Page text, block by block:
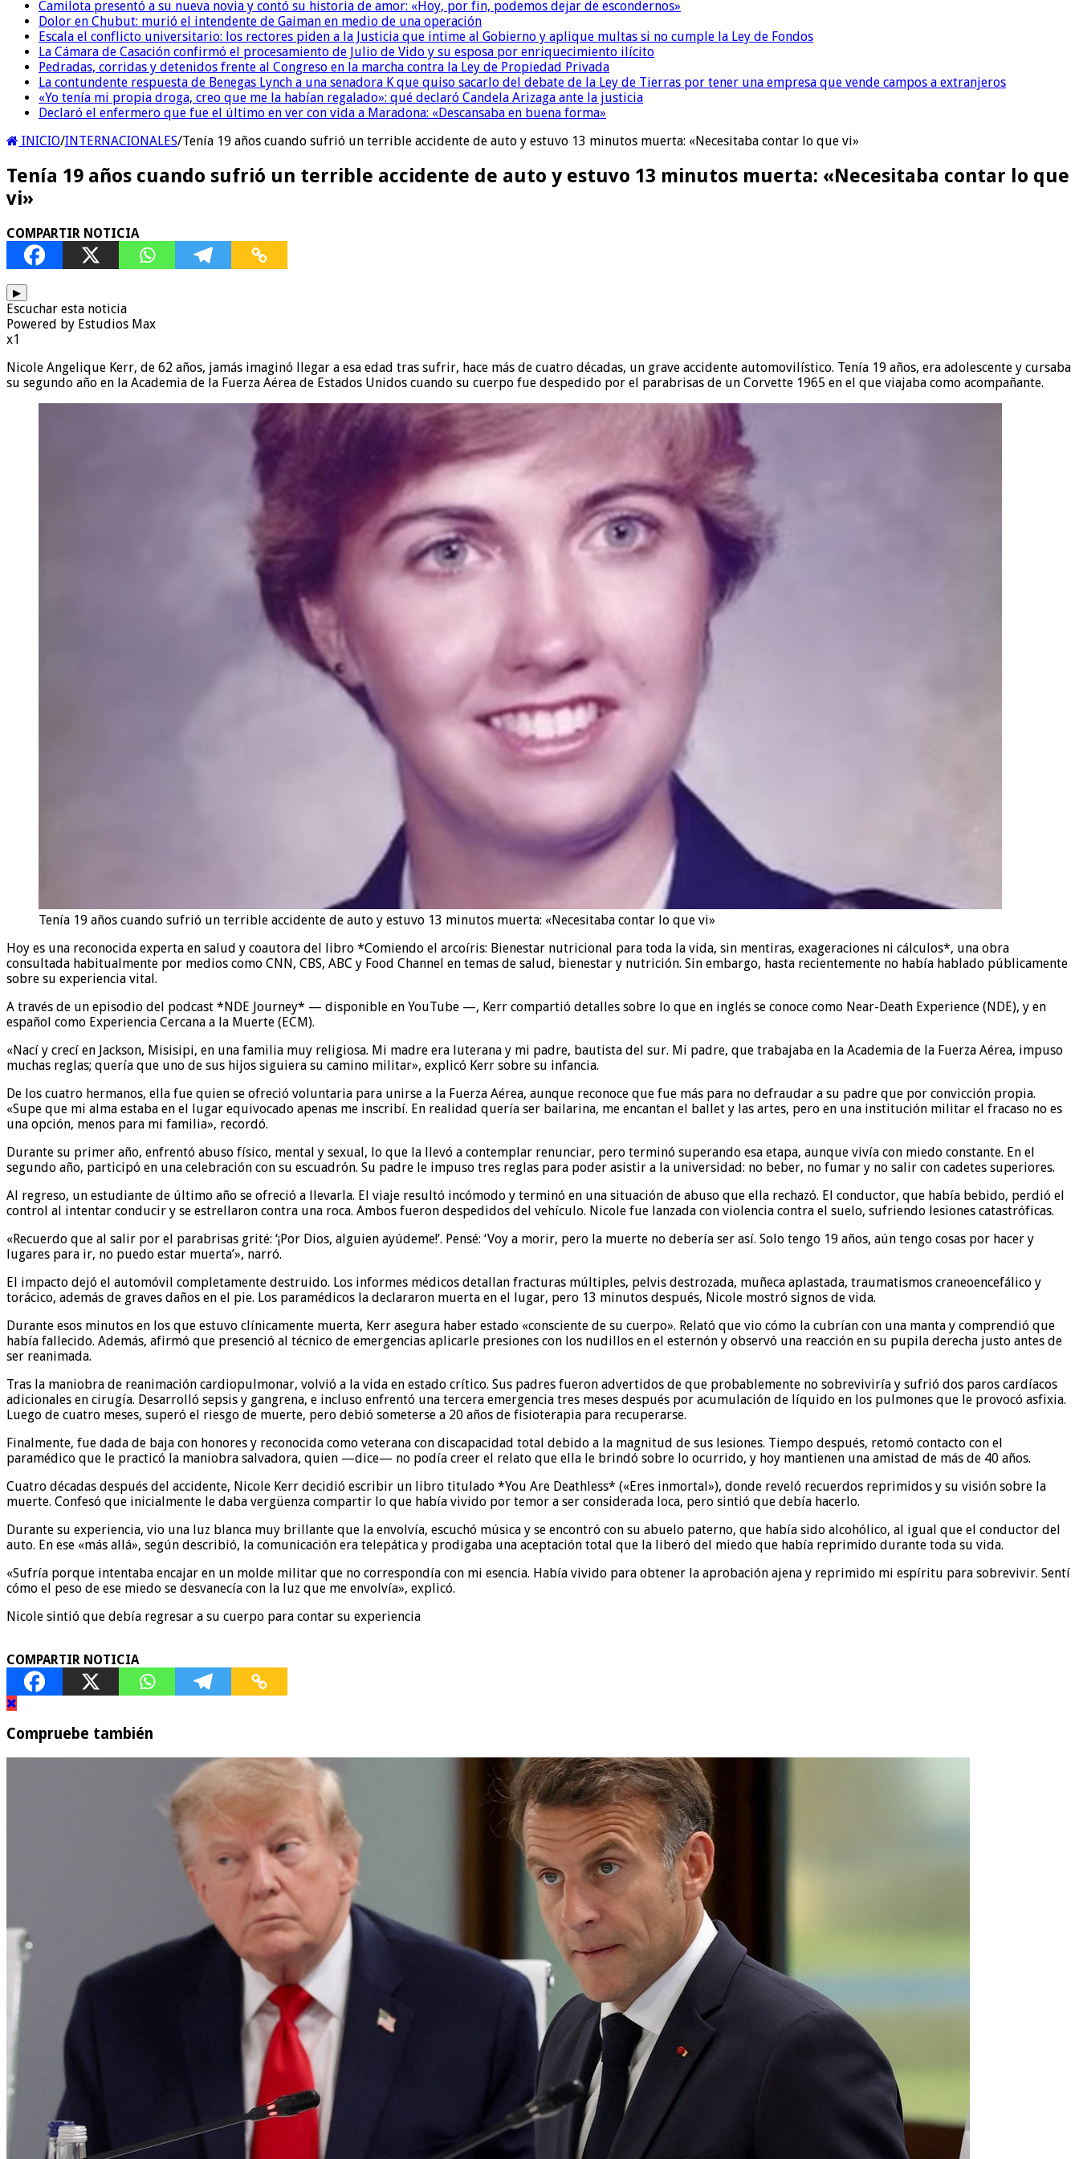
Camilota presentó a su nueva novia y contó su historia de amor: «Hoy, por fin, podemos dejar de escondernos»
Dolor en Chubut: murió el intendente de Gaiman en medio de una operación
Escala el conflicto universitario: los rectores piden a la Justicia que intime al Gobierno y aplique multas si no cumple la Ley de Fondos
La Cámara de Casación confirmó el procesamiento de Julio de Vido y su esposa por enriquecimiento ilícito
Pedradas, corridas y detenidos frente al Congreso en la marcha contra la Ley de Propiedad Privada
La contundente respuesta de Benegas Lynch a una senadora K que quiso sacarlo del debate de la Ley de Tierras por tener una empresa que vende campos a extranjeros
«Yo tenía mi propia droga, creo que me la habían regalado»: qué declaró Candela Arizaga ante la justicia
Declaró el enfermero que fue el último en ver con vida a Maradona: «Descansaba en buena forma»
INICIO/INTERNACIONALES/Tenía 19 años cuando sufrió un terrible accidente de auto y estuvo 13 minutos muerta: «Necesitaba contar lo que vi»
Tenía 19 años cuando sufrió un terrible accidente de auto y estuvo 13 minutos muerta: «Necesitaba contar lo que
vi»
COMPARTIR NOTICIA
▶
Escuchar esta noticia
Powered by Estudios Max
x1
Nicole Angelique Kerr, de 62 años, jamás imaginó llegar a esa edad tras sufrir, hace más de cuatro décadas, un grave accidente automovilístico. Tenía 19 años, era adolescente y cursaba
su segundo año en la Academia de la Fuerza Aérea de Estados Unidos cuando su cuerpo fue despedido por el parabrisas de un Corvette 1965 en el que viajaba como acompañante.
Tenía 19 años cuando sufrió un terrible accidente de auto y estuvo 13 minutos muerta: «Necesitaba contar lo que vi»
Hoy es una reconocida experta en salud y coautora del libro *Comiendo el arcoíris: Bienestar nutricional para toda la vida, sin mentiras, exageraciones ni cálculos*, una obra
consultada habitualmente por medios como CNN, CBS, ABC y Food Channel en temas de salud, bienestar y nutrición. Sin embargo, hasta recientemente no había hablado públicamente
sobre su experiencia vital.
A través de un episodio del podcast *NDE Journey* — disponible en YouTube —, Kerr compartió detalles sobre lo que en inglés se conoce como Near-Death Experience (NDE), y en
español como Experiencia Cercana a la Muerte (ECM).
«Nací y crecí en Jackson, Misisipi, en una familia muy religiosa. Mi madre era luterana y mi padre, bautista del sur. Mi padre, que trabajaba en la Academia de la Fuerza Aérea, impuso
muchas reglas; quería que uno de sus hijos siguiera su camino militar», explicó Kerr sobre su infancia.
De los cuatro hermanos, ella fue quien se ofreció voluntaria para unirse a la Fuerza Aérea, aunque reconoce que fue más para no defraudar a su padre que por convicción propia.
«Supe que mi alma estaba en el lugar equivocado apenas me inscribí. En realidad quería ser bailarina, me encantan el ballet y las artes, pero en una institución militar el fracaso no es
una opción, menos para mi familia», recordó.
Durante su primer año, enfrentó abuso físico, mental y sexual, lo que la llevó a contemplar renunciar, pero terminó superando esa etapa, aunque vivía con miedo constante. En el
segundo año, participó en una celebración con su escuadrón. Su padre le impuso tres reglas para poder asistir a la universidad: no beber, no fumar y no salir con cadetes superiores.
Al regreso, un estudiante de último año se ofreció a llevarla. El viaje resultó incómodo y terminó en una situación de abuso que ella rechazó. El conductor, que había bebido, perdió el
control al intentar conducir y se estrellaron contra una roca. Ambos fueron despedidos del vehículo. Nicole fue lanzada con violencia contra el suelo, sufriendo lesiones catastróficas.
«Recuerdo que al salir por el parabrisas grité: ‘¡Por Dios, alguien ayúdeme!’. Pensé: ‘Voy a morir, pero la muerte no debería ser así. Solo tengo 19 años, aún tengo cosas por hacer y
lugares para ir, no puedo estar muerta’», narró.
El impacto dejó el automóvil completamente destruido. Los informes médicos detallan fracturas múltiples, pelvis destrozada, muñeca aplastada, traumatismos craneoencefálico y
torácico, además de graves daños en el pie. Los paramédicos la declararon muerta en el lugar, pero 13 minutos después, Nicole mostró signos de vida.
Durante esos minutos en los que estuvo clínicamente muerta, Kerr asegura haber estado «consciente de su cuerpo». Relató que vio cómo la cubrían con una manta y comprendió que
había fallecido. Además, afirmó que presenció al técnico de emergencias aplicarle presiones con los nudillos en el esternón y observó una reacción en su pupila derecha justo antes de
ser reanimada.
Tras la maniobra de reanimación cardiopulmonar, volvió a la vida en estado crítico. Sus padres fueron advertidos de que probablemente no sobreviviría y sufrió dos paros cardíacos
adicionales en cirugía. Desarrolló sepsis y gangrena, e incluso enfrentó una tercera emergencia tres meses después por acumulación de líquido en los pulmones que le provocó asfixia.
Luego de cuatro meses, superó el riesgo de muerte, pero debió someterse a 20 años de fisioterapia para recuperarse.
Finalmente, fue dada de baja con honores y reconocida como veterana con discapacidad total debido a la magnitud de sus lesiones. Tiempo después, retomó contacto con el
paramédico que le practicó la maniobra salvadora, quien —dice— no podía creer el relato que ella le brindó sobre lo ocurrido, y hoy mantienen una amistad de más de 40 años.
Cuatro décadas después del accidente, Nicole Kerr decidió escribir un libro titulado *You Are Deathless* («Eres inmortal»), donde reveló recuerdos reprimidos y su visión sobre la
muerte. Confesó que inicialmente le daba vergüenza compartir lo que había vivido por temor a ser considerada loca, pero sintió que debía hacerlo.
Durante su experiencia, vio una luz blanca muy brillante que la envolvía, escuchó música y se encontró con su abuelo paterno, que había sido alcohólico, al igual que el conductor del
auto. En ese «más allá», según describió, la comunicación era telepática y prodigaba una aceptación total que la liberó del miedo que había reprimido durante toda su vida.
«Sufría porque intentaba encajar en un molde militar que no correspondía con mi esencia. Había vivido para obtener la aprobación ajena y reprimido mi espíritu para sobrevivir. Sentí
cómo el peso de ese miedo se desvanecía con la luz que me envolvía», explicó.
Nicole sintió que debía regresar a su cuerpo para contar su experiencia
COMPARTIR NOTICIA
Compruebe también